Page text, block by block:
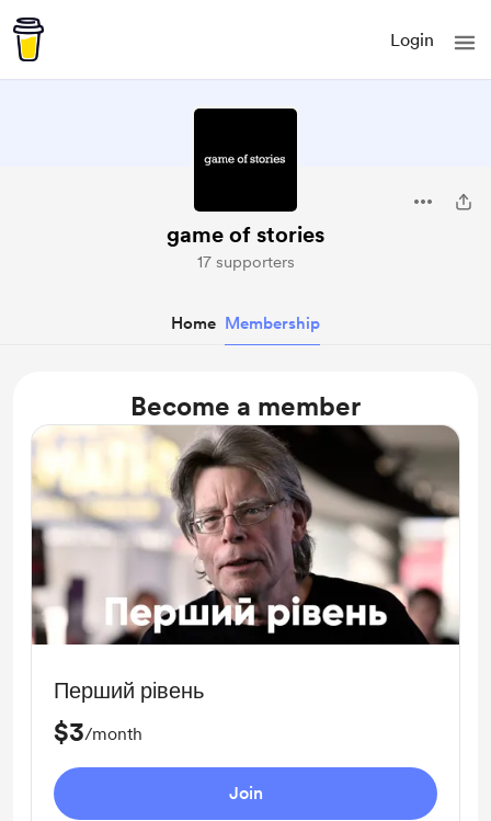
Login
game of stories
17 supporters
Home Membership
Become a member
Перший рівень
$3/month
Join